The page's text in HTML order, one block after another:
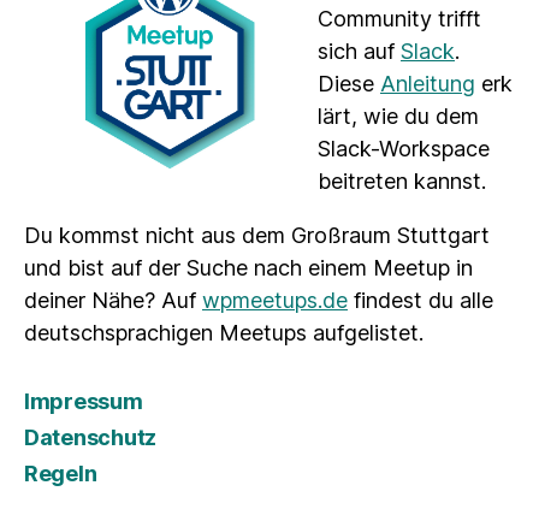
Community trifft
sich auf Slack.
Diese Anleitung erk
lärt, wie du dem
Slack-Workspace
beitreten kannst.
Du kommst nicht aus dem Großraum Stuttgart
und bist auf der Suche nach einem Meetup in
deiner Nähe? Auf wpmeetups.de findest du alle
deutschsprachigen Meetups aufgelistet.
Impressum
Datenschutz
Regeln